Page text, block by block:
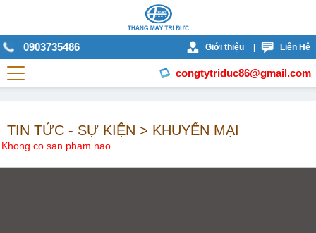
0903735486 Giới thiệu Liên Hệ
congtytriduc86@gmail.com
TIN TỨC - SỰ KIỆN > KHUYẾN MẠI
Khong co san pham nao